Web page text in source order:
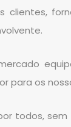
para os
todos,